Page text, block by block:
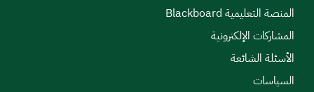
المنصة التعليمية Blackboard
المشاركات الإلكترونية
الأسئلة الشائعة
السياسات